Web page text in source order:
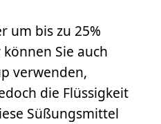
um bis zu 25%
Sie auch
verwenden,
die Flüssigkeit
Süßungsmittel